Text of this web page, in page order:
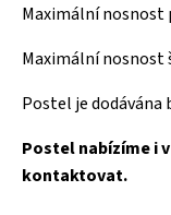
Maximální nosnost
Maximální nosnost
Postel je dodávána
Postel nabízíme i
kontaktovat.